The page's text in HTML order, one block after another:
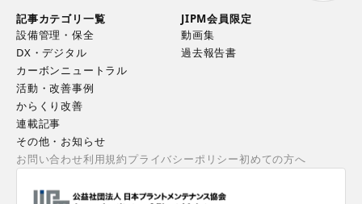
記事カテゴリ一覧
設備管理・保全
DX・デジタル
カーボンニュートラル
活動・改善事例
からくり改善
連載記事
その他・お知らせ
JIPM会員限定
動画集
過去報告書
お問い合わせ利用規約プライバシーポリシー初めての方へ